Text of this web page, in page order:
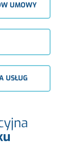
UMOWY
USŁUG